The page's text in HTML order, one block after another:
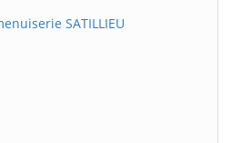
SATILLIEU